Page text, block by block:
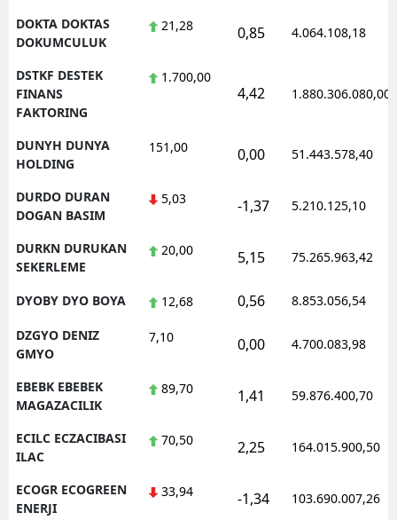
DOKTA DOKTAS
DOKUMCULUK
21,28 0,85 4.064.108,18
DSTKF DESTEK
FINANS
FAKTORING
1.700,00
4,42 1.880.306.080,00
DUNYH DUNYA
HOLDING
151,00 0,00 51.443.578,40
DURDO DURAN
DOGAN BASIM
5,03 -1,37 5.210.125,10
DURKN DURUKAN
SEKERLEME
20,00 5,15 75.265.963,42
DYOBY DYO BOYA 12,68 0,56 8.853.056,54
DZGYO DENIZ
GMYO
7,10 0,00 4.700.083,98
EBEBK EBEBEK
MAGAZACILIK
89,70 1,41 59.876.400,70
ECILC ECZACIBASI
ILAC
70,50 2,25 164.015.900,50
ECOGR ECOGREEN
ENERJI
33,94 -1,34 103.690.007,26